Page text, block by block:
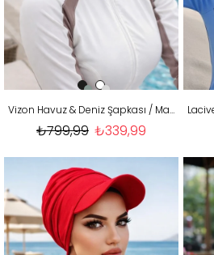
Vizon Havuz & Deniz Şapkası / Mayo Üstüne Kullanılabilir
₺339,99
₺799,99